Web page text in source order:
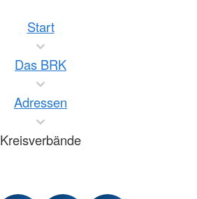
Start
Das BRK
Adressen
Kreisverbände